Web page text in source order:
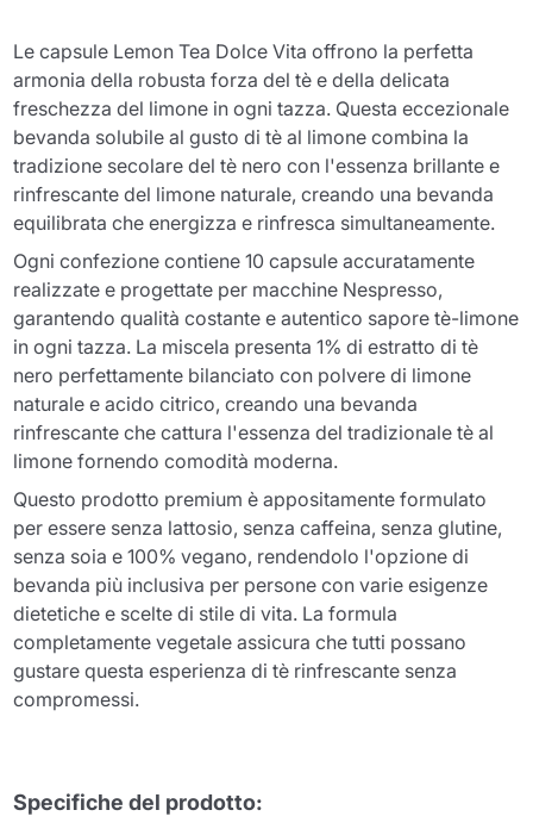
Le capsule Lemon Tea Dolce Vita offrono la perfetta
armonia della robusta forza del tè e della delicata
freschezza del limone in ogni tazza. Questa eccezionale
bevanda solubile al gusto di tè al limone combina la
tradizione secolare del tè nero con l'essenza brillante e
rinfrescante del limone naturale, creando una bevanda
equilibrata che energizza e rinfresca simultaneamente.
Ogni confezione contiene 10 capsule accuratamente
realizzate e progettate per macchine Nespresso,
garantendo qualità costante e autentico sapore tè-limone
in ogni tazza. La miscela presenta 1% di estratto di tè
nero perfettamente bilanciato con polvere di limone
naturale e acido citrico, creando una bevanda
rinfrescante che cattura l'essenza del tradizionale tè al
limone fornendo comodità moderna.
Questo prodotto premium è appositamente formulato
per essere senza lattosio, senza caffeina, senza glutine,
senza soia e 100% vegano, rendendolo l'opzione di
bevanda più inclusiva per persone con varie esigenze
dietetiche e scelte di stile di vita. La formula
completamente vegetale assicura che tutti possano
gustare questa esperienza di tè rinfrescante senza
compromessi.
Specifiche del prodotto: